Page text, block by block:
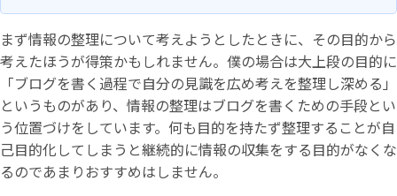
まず情報の整理について考えようとしたときに、その目的から
考えたほうが得策かもしれません。僕の場合は大上段の目的に
「ブログを書く過程で自分の見識を広め考えを整理し深める」
というものがあり、情報の整理はブログを書くための手段とい
う位置づけをしています。何も目的を持たず整理することが自
己目的化してしまうと継続的に情報の収集をする目的がなくな
るのであまりおすすめはしません。